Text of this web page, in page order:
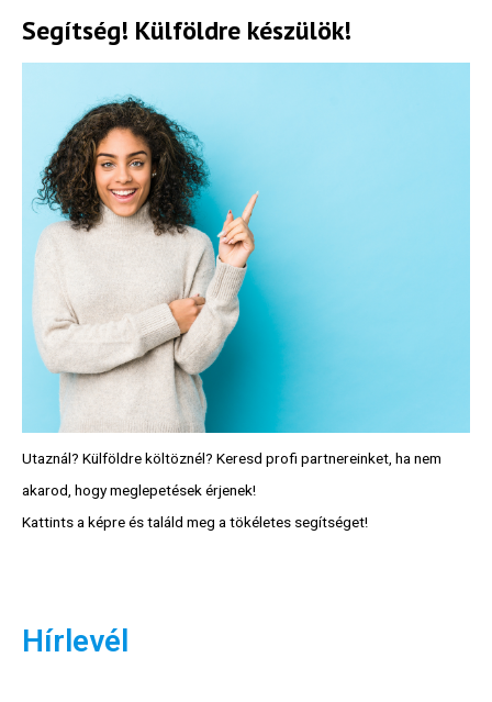
Segítség! Külföldre készülök!
Utaznál? Külföldre költöznél? Keresd profi partnereinket, ha nem
akarod, hogy meglepetések érjenek!
Kattints a képre és találd meg a tökéletes segítséget!
Hírlevél